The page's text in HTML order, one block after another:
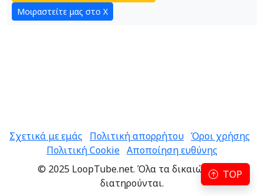
Μοιραστείτε μας στο X
TOP
Σχετικά με εμάς Πολιτική απορρήτου Όροι χρήσης
Πολιτική Cookie Αποποίηση ευθύνης
© 2025 LoopTube.net. Όλα τα δικαιώματα
διατηρούνται.